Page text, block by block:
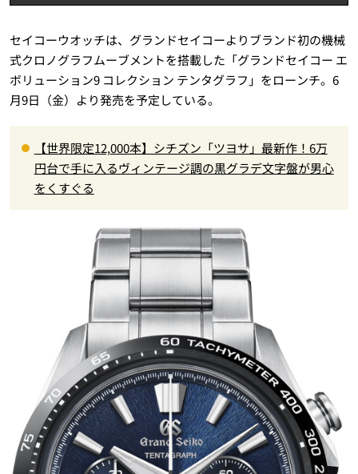
セイコーウオッチは、グランドセイコーよりブランド初の機械
式クロノグラフムーブメントを搭載した「グランドセイコー エ
ボリューション9 コレクション テンタグラフ」をローンチ。6
月9日（金）より発売を予定している。
【世界限定12,000本】シチズン「ツヨサ」最新作！6万
円台で手に入るヴィンテージ調の黒グラデ文字盤が男心
をくすぐる